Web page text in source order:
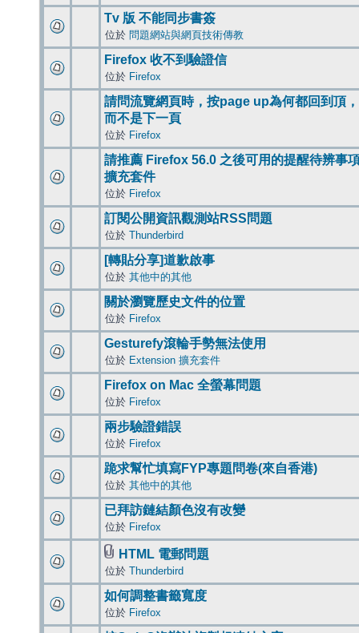
Tv 版 不能同步書簽
位於 問題網站與網頁技術傳教
Firefox 收不到驗證信
位於 Firefox
請問流覽網頁時，按page up為何都回到頂，
而不是下一頁
位於 Firefox
請推薦 Firefox 56.0 之後可用的提醒待辨事
擴充套件
位於 Firefox
訂閱公開資訊觀測站RSS問題
位於 Thunderbird
[轉貼分享]道歉啟事
位於 其他中的其他
關於瀏覽歷史文件的位置
位於 Firefox
Gesturefy滾輪手勢無法使用
位於 Extension 擴充套件
Firefox on Mac 全螢幕問題
位於 Firefox
兩步驗證錯誤
位於 Firefox
跪求幫忙填寫FYP專題問卷(來自香港)
位於 其他中的其他
已拜訪鏈結顏色沒有改變
位於 Firefox
HTML 電郵問題
位於 Thunderbird
如何調整書籤寬度
位於 Firefox